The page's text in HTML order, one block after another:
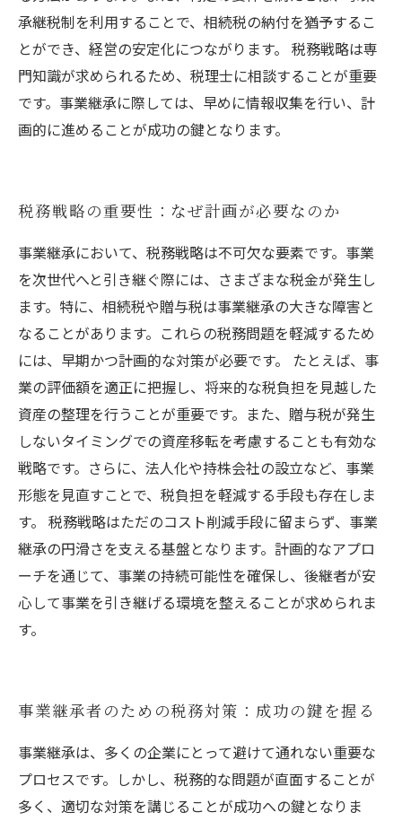
承継税制を利用することで、相続税の納付を猶予するこ
とができ、経営の安定化につながります。 税務戦略は専
門知識が求められるため、税理士に相談することが重要
です。事業継承に際しては、早めに情報収集を行い、計
画的に進めることが成功の鍵となります。
税務戦略の重要性：なぜ計画が必要なのか
事業継承において、税務戦略は不可欠な要素です。事業
を次世代へと引き継ぐ際には、さまざまな税金が発生し
ます。特に、相続税や贈与税は事業継承の大きな障害と
なることがあります。これらの税務問題を軽減するため
には、早期かつ計画的な対策が必要です。 たとえば、事
業の評価額を適正に把握し、将来的な税負担を見越した
資産の整理を行うことが重要です。また、贈与税が発生
しないタイミングでの資産移転を考慮することも有効な
戦略です。さらに、法人化や持株会社の設立など、事業
形態を見直すことで、税負担を軽減する手段も存在しま
す。 税務戦略はただのコスト削減手段に留まらず、事業
継承の円滑さを支える基盤となります。計画的なアプロ
ーチを通じて、事業の持続可能性を確保し、後継者が安
心して事業を引き継げる環境を整えることが求められま
す。
事業継承者のための税務対策：成功の鍵を握る
事業継承は、多くの企業にとって避けて通れない重要な
プロセスです。しかし、税務的な問題が直面することが
多く、適切な対策を講じることが成功への鍵となりま